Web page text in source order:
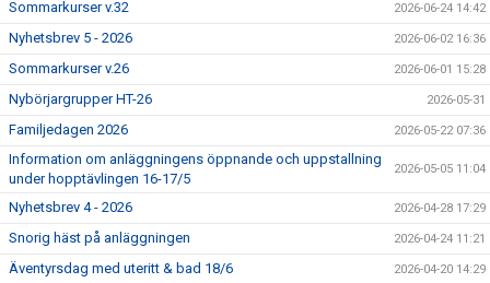
FRAMSTEG
SURF-FONDEN
SURF-HÄNG
TORSDAGSDRESSYREN
Sommarkurser v.32 2026-06-24 14:42
Nyhetsbrev 5 - 2026 2026-06-02 16:36
Sommarkurser v.26 2026-06-01 15:28
Nybörjargrupper HT-26 2026-05-31
Familjedagen 2026 2026-05-22 07:36
Information om anläggningens öppnande och uppstallning
under hopptävlingen 16-17/5
2026-05-05 11:04
Nyhetsbrev 4 - 2026 2026-04-28 17:29
Snorig häst på anläggningen 2026-04-24 11:21
Äventyrsdag med uteritt & bad 18/6 2026-04-20 14:29